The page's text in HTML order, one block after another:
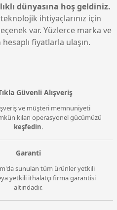
dünyasına hoş geldiniz.
ihtiyaçlarınız için
var. Yüzlerce marka ve
fiyatlarla ulaşın.
Güvenli Alışveriş
ve müşteri memnuniyeti
kılan operasyonel gücümüzü
keşfedin.
Garanti
sunulan tüm ürünler yetkili
yetkili ithalatçı firma garantisi
altındadır.